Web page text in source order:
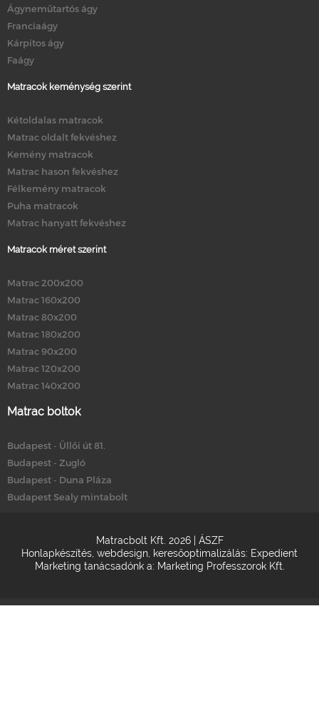
Ágyneműtartós ágy
Franciaágy
Kárpitos ágy
Faágy
Matracok keménység szerint
Kétoldalas matracok
Matrac oldalt fekvéshez
Kemény matracok
Matrac hason fekvéshez
Félkemény matracok
Puha matracok
Matrac hanyatt fekvéshez
Matracok méret szerint
Matrac 200x200
Matrac 160x200
Matrac 80x200
Matrac 180x200
Matrac 90x200
Matrac 120x200
Matrac 140x200
Matrac boltok
Budapest - Üllői út 81.
Budapest - Zugló
Budapest - Duna Pláza
Budapest Sealy mintabolt
Matracbolt Kft. 2026 | ÁSZF
Honlapkészítés webdesign keresőoptimalizálás: Expedient
Marketing tanácsadónk a: Marketing Professzorok Kft.